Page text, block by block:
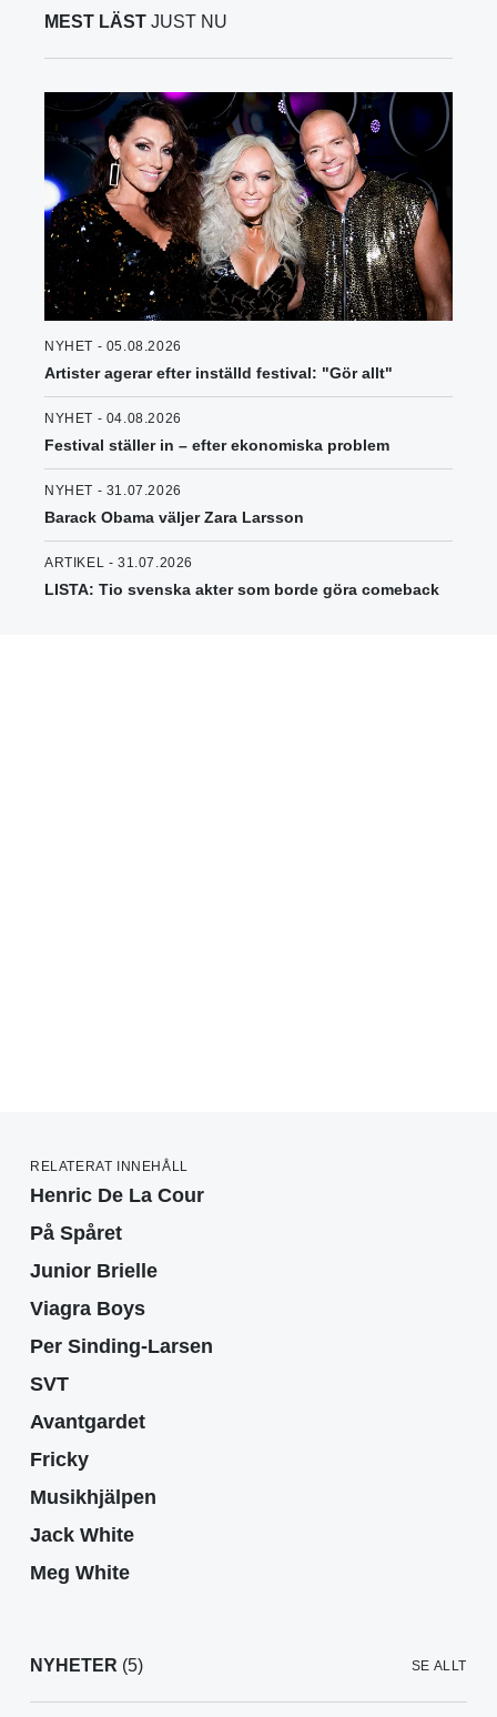
MEST LÄST JUST NU
NYHET - 05.08.2026
Artister agerar efter inställd festival: "Gör allt"
NYHET - 04.08.2026
Festival ställer in – efter ekonomiska problem
NYHET - 31.07.2026
Barack Obama väljer Zara Larsson
ARTIKEL - 31.07.2026
LISTA: Tio svenska akter som borde göra comeback
RELATERAT INNEHÅLL
Henric De La Cour
På Spåret
Junior Brielle
Viagra Boys
Per Sinding-Larsen
SVT
Avantgardet
Fricky
Musikhjälpen
Jack White
Meg White
NYHETER (5) SE ALLT